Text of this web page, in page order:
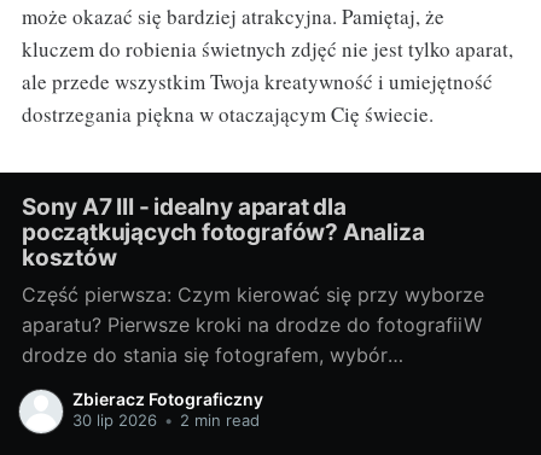
może okazać się bardziej atrakcyjna. Pamiętaj, że
kluczem do robienia świetnych zdjęć nie jest tylko aparat,
ale przede wszystkim Twoja kreatywność i umiejętność
dostrzegania piękna w otaczającym Cię świecie.
Sony A7 III - idealny aparat dla
początkujących fotografów? Analiza
kosztów
Część pierwsza: Czym kierować się przy wyborze
aparatu? Pierwsze kroki na drodze do fotografiiW
drodze do stania się fotografem, wybór
odpowiedniego sprzętu jest jednym z
najważniejszych kroków. Bez względu na to, czy
Zbieracz Fotograficzny
30 lip 2026 • 2 min read